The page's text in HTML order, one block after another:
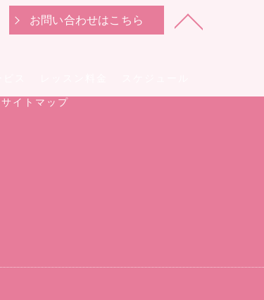
お問い合わせはこちら
サイトマップ